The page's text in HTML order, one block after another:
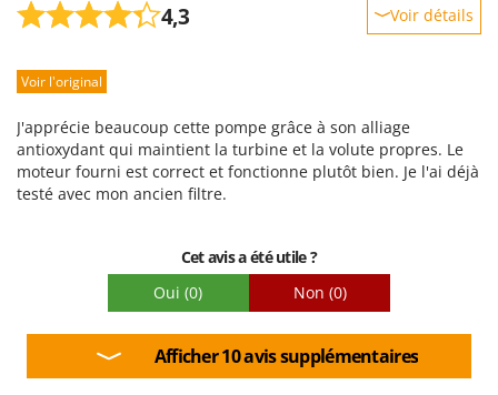
4,3 Voir détails
Prestations
Qualité / Prix
Facilité de montage
Voir l'original
J'apprécie beaucoup cette pompe grâce à son alliage
antioxydant qui maintient la turbine et la volute propres. Le
moteur fourni est correct et fonctionne plutôt bien. Je l'ai déjà
testé avec mon ancien filtre.
Cet avis a été utile ?
Oui (0) Non (0)
Afficher 10 avis supplémentaires